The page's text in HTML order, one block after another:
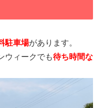
駐車場があります。
ウィークでも待ち時間な